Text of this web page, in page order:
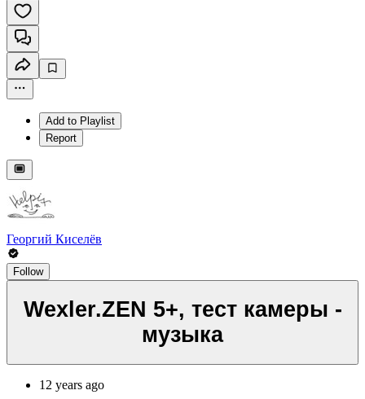
Add to Playlist
Report
Георгий Киселёв
Follow
Wexler.ZEN 5+, тест камеры -
музыка
12 years ago